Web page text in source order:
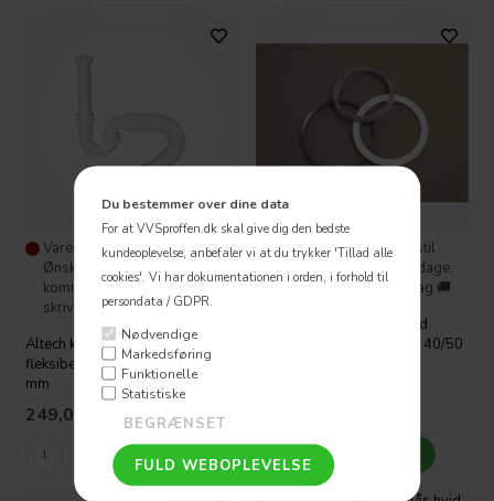
Du bestemmer over dine data
For at VVSproffen.dk skal give dig den bedste
kundeoplevelse, anbefaler vi at du trykker 'Tillad alle
cookies'. Vi har dokumentationen i orden, i forhold til
persondata / GDPR.
Nødvendige
Markedsføring
Funktionelle
Statistiske
Varen er ikke på lager -
Ønsker du at vide hvornår den
kommer på lager igen, så
skriv til os
Altech køkkenvandlås med
fleksibel slange 1.1/2'''' x 40/50
mm
249,08 DKK
Varen er på lager - Bestil
inden kl 16:00 på hverdage,
og vi sender samme dag 🚚
Altech køkkenvandlås med
fleksibel slange 1.1/2'''' x 40/50